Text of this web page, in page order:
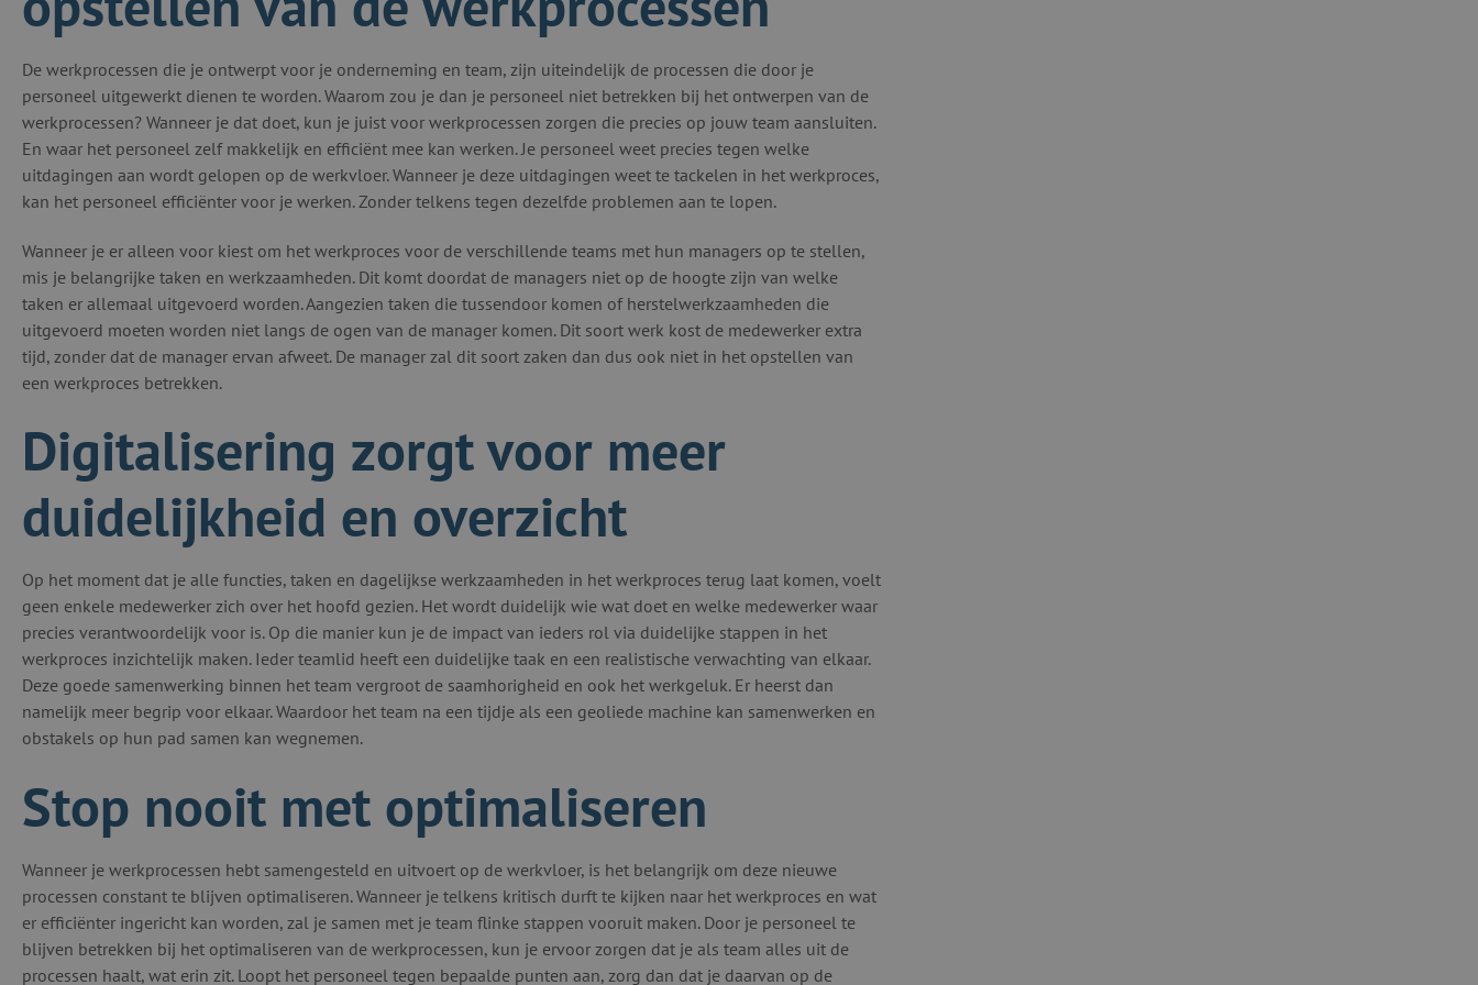
De werkprocessen die je ontwerpt voor je onderneming en team, zijn uiteindelijk de processen die door je
personeel uitgewerkt dienen te worden. Waarom zou je dan je personeel niet betrekken bij het ontwerpen van de
werkprocessen? Wanneer je dat doet, kun je juist voor werkprocessen zorgen die precies op jouw team aansluiten.
En waar het personeel zelf makkelijk en efficiënt mee kan werken. Je personeel weet precies tegen welke
uitdagingen aan wordt gelopen op de werkvloer. Wanneer je deze uitdagingen weet te tackelen in het werkproces,
kan het personeel efficiënter voor je werken. Zonder telkens tegen dezelfde problemen aan te lopen.
Wanneer je er alleen voor kiest om het werkproces voor de verschillende teams met hun managers op te stellen,
mis je belangrijke taken en werkzaamheden. Dit komt doordat de managers niet op de hoogte zijn van welke
taken er allemaal uitgevoerd worden. Aangezien taken die tussendoor komen of herstelwerkzaamheden die
uitgevoerd moeten worden niet langs de ogen van de manager komen. Dit soort werk kost de medewerker extra
tijd, zonder dat de manager ervan afweet. De manager zal dit soort zaken dan dus ook niet in het opstellen van
een werkproces betrekken.
Digitalisering zorgt voor meer
duidelijkheid en overzicht
Op het moment dat je alle functies, taken en dagelijkse werkzaamheden in het werkproces terug laat komen, voelt
geen enkele medewerker zich over het hoofd gezien. Het wordt duidelijk wie wat doet en welke medewerker waar
precies verantwoordelijk voor is. Op die manier kun je de impact van ieders rol via duidelijke stappen in het
werkproces inzichtelijk maken. Ieder teamlid heeft een duidelijke taak en een realistische verwachting van elkaar.
Deze goede samenwerking binnen het team vergroot de saamhorigheid en ook het werkgeluk. Er heerst dan
namelijk meer begrip voor elkaar. Waardoor het team na een tijdje als een geoliede machine kan samenwerken en
obstakels op hun pad samen kan wegnemen.
Stop nooit met optimaliseren
Wanneer je werkprocessen hebt samengesteld en uitvoert op de werkvloer, is het belangrijk om deze nieuwe
processen constant te blijven optimaliseren. Wanneer je telkens kritisch durft te kijken naar het werkproces en wat
er efficiënter ingericht kan worden, zal je samen met je team flinke stappen vooruit maken. Door je personeel te
blijven betrekken bij het optimaliseren van de werkprocessen, kun je ervoor zorgen dat je als team alles uit de
processen haalt, wat erin zit. Loopt het personeel tegen bepaalde punten aan, zorg dan dat je daarvan op de